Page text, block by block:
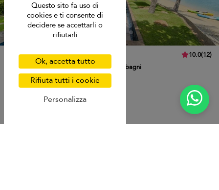
Ban Haad Sai Villa 10.0(12)
14 pers. max. · 7 camere da letto 7 bagni
Questo sito fa uso di
cookies e ti consente di
decidere se accettarli o
rifiutarli
Ok, accetta tutto
Rifiuta tutti i cookie
Personalizza